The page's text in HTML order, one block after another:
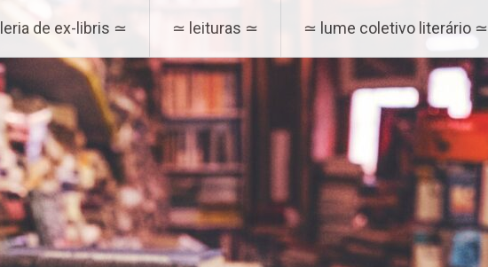
de ex-libris ≃ ≃ leituras ≃ ≃ lume coletivo literário ≃